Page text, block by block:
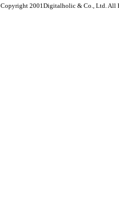
Copyright 2001Digitalholic & Co., Ltd. All